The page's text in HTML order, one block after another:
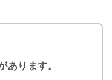
あります。